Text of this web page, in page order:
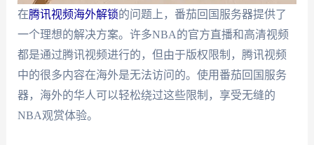
在腾讯视频海外解锁的问题上，番茄回国服务器提供了
一个理想的解决方案。许多NBA的官方直播和高清视频
都是通过腾讯视频进行的，但由于版权限制，腾讯视频
中的很多内容在海外是无法访问的。使用番茄回国服务
器，海外的华人可以轻松绕过这些限制，享受无缝的
NBA观赏体验。